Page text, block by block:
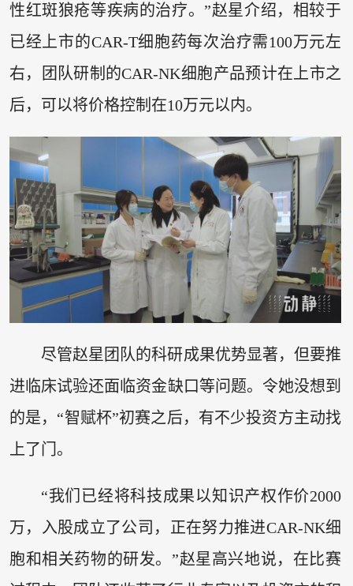
性红斑狼疮等疾病的治疗。”赵星介绍，相较于
已经上市的CAR-T细胞药每次治疗需100万元左
右，团队研制的CAR-NK细胞产品预计在上市之
后，可以将价格控制在10万元以内。
尽管赵星团队的科研成果优势显著，但要推
进临床试验还面临资金缺口等问题。令她没想到
的是，“智赋杯”初赛之后，有不少投资方主动找
上了门。
“我们已经将科技成果以知识产权作价2000
万，入股成立了公司，正在努力推进CAR-NK细
胞和相关药物的研发。”赵星高兴地说，在比赛